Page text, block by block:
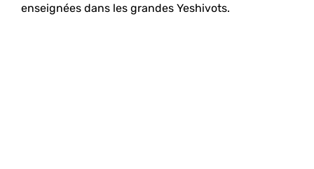
enseignées dans les grandes Yeshivots.